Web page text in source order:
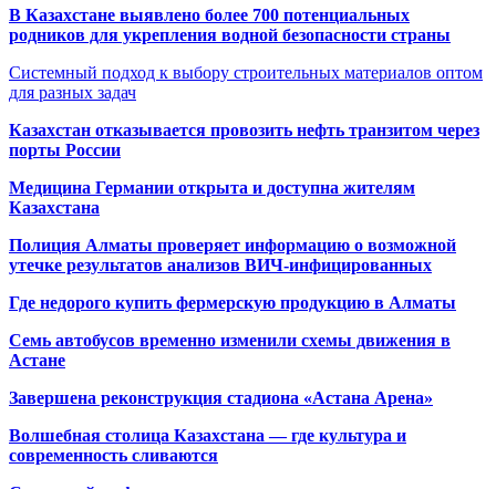
В Казахстане выявлено более 700 потенциальных
родников для укрепления водной безопасности страны
Системный подход к выбору строительных материалов оптом
для разных задач
Казахстан отказывается провозить нефть транзитом через
порты России
Медицина Германии открыта и доступна жителям
Казахстана
Полиция Алматы проверяет информацию о возможной
утечке результатов анализов ВИЧ-инфицированных
Где недорого купить фермерскую продукцию в Алматы
Семь автобусов временно изменили схемы движения в
Астане
Завершена реконструкция стадиона «Астана Арена»
Волшебная столица Казахстана — где культура и
современность сливаются